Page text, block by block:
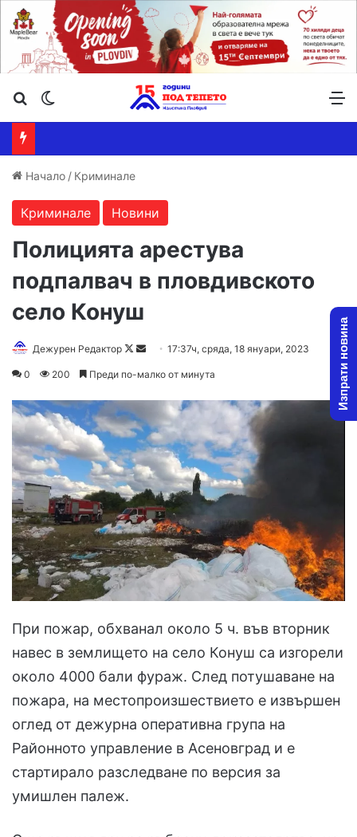
Търсене ...
Начало / Криминале
Криминале Новини
Полицията арестува
подпалвач в пловдивското
село Конуш
Дежурен Редактор
Follow
Send17:37ч, сряда, 18 януари, 2023
0 200 Преди по-малко от минута
При пожар, обхванал около 5 ч. във вторник
навес в землището на село Конуш са изгорели
около 4000 бали фураж. След потушаване на
пожара, на местопроизшествието е извършен
оглед от дежурна оперативна група на
Районното управление в Асеновград и е
стартирало разследване по версия за
умишлен палеж.
Изпрати новина